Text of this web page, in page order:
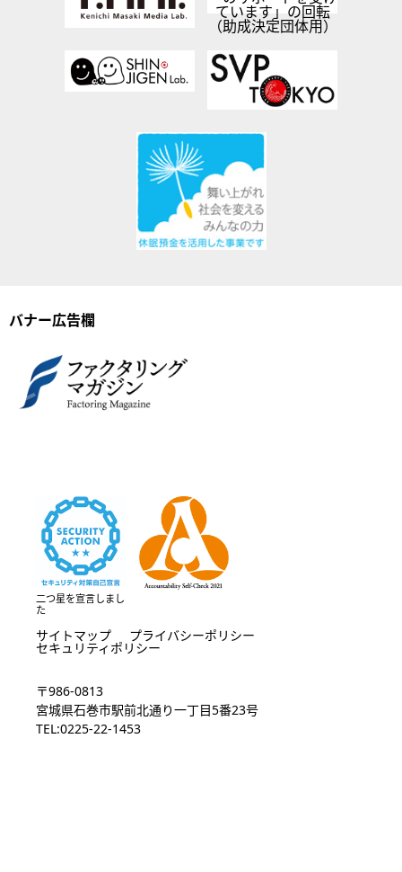
バナー広告欄
二つ星を宣言しまし
た
サイトマップ プライバシーポリシー
セキュリティポリシー
〒986-0813
宮城県石巻市駅前北通り一丁目5番23号
TEL:0225-22-1453